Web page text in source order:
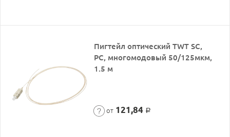
Пигтейл оптический TWT SC,
PC, многомодовый 50/125мкм,
1.5 м
от 121,84 Р